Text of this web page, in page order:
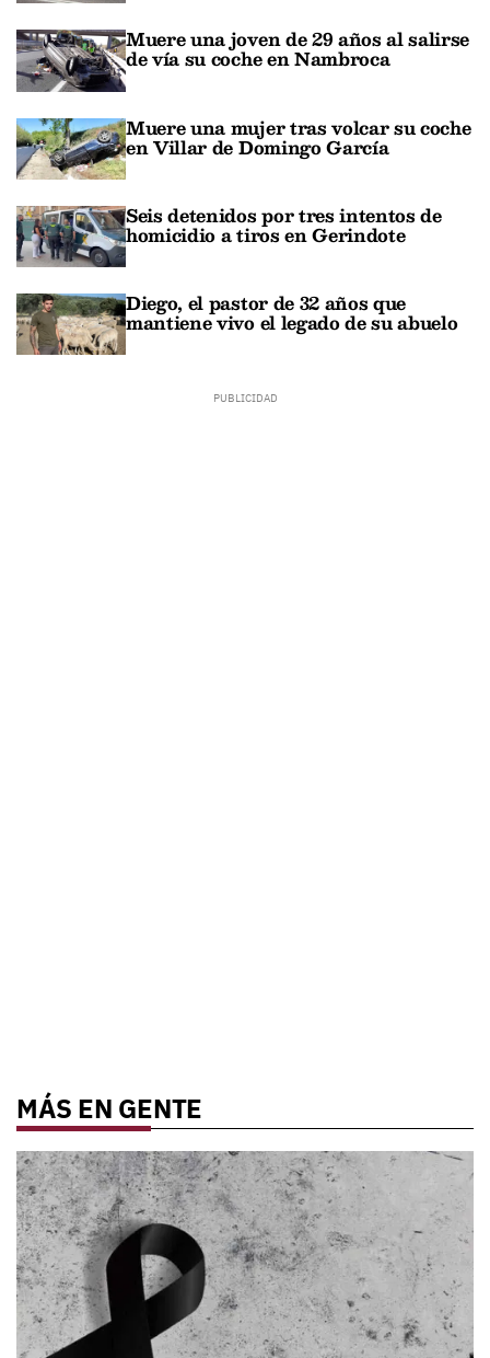
Muere una joven de 29 años al salirse
de vía su coche en Nambroca
Muere una mujer tras volcar su coche
en Villar de Domingo García
Seis detenidos por tres intentos de
homicidio a tiros en Gerindote
Diego, el pastor de 32 años que
mantiene vivo el legado de su abuelo
MÁS EN GENTE